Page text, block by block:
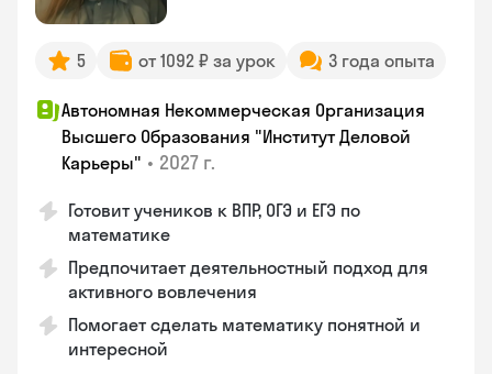
5 от 1092 ₽ за урок 3 года опыта
Автономная Некоммерческая Организация
Высшего Образования "Институт Деловой
Карьеры" • 2027 г.
Готовит учеников к ВПР, ОГЭ и ЕГЭ по
математике
Предпочитает деятельностный подход для
активного вовлечения
Помогает сделать математику понятной и
интересной